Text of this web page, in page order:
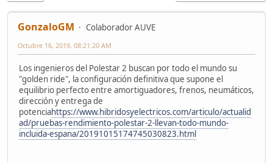
GonzaloGM Colaborador AUVE
Octubre 16, 2019, 08:21:20 AM
Los ingenieros del Polestar 2 buscan por todo el mundo su
"golden ride", la configuración definitiva que supone el
equilibrio perfecto entre amortiguadores, frenos, neumáticos,
dirección y entrega de
potenciahttps://www.hibridosyelectricos.com/articulo/actualid
ad/pruebas-rendimiento-polestar-2-llevan-todo-mundo-
incluida-espana/20191015174745030823.html